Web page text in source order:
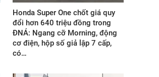
Honda Super One chốt giá quy
đổi hơn 640 triệu đồng trong
ĐNÁ: Ngang cỡ Morning, động
cơ điện, hộp số giả lập 7 cấp,
có…